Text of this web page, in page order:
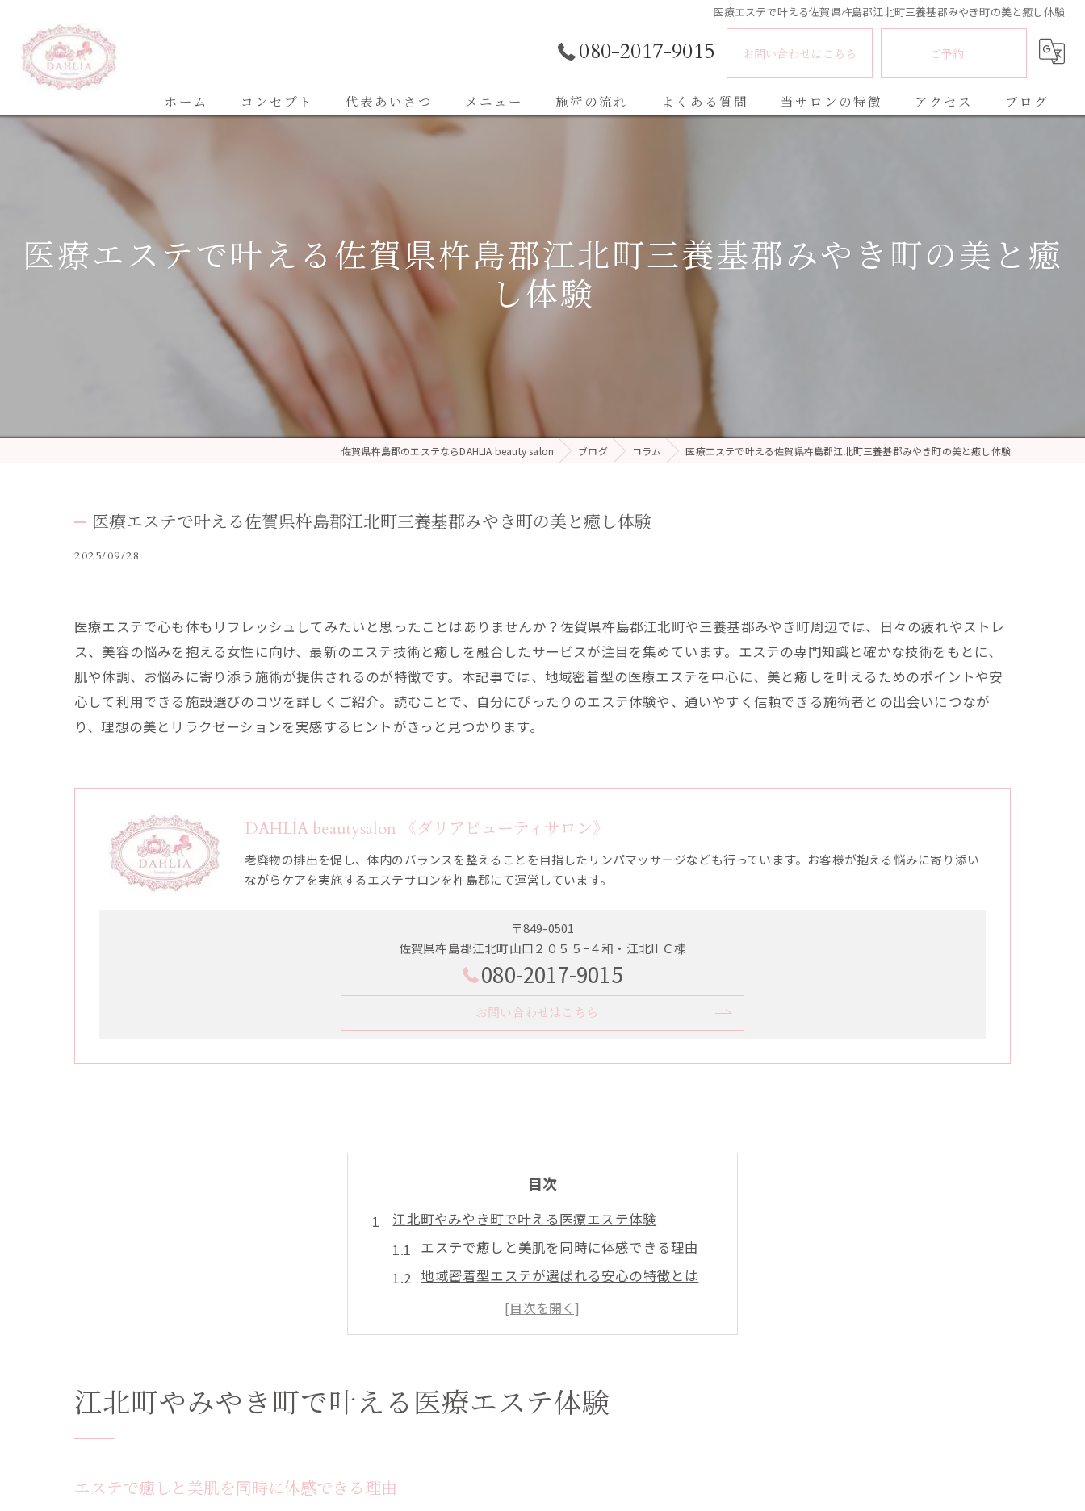
医療エステで叶える佐賀県杵島郡江北町三養基郡みやき町の美と癒し体験
080-2017-9015 お問い合わせはこちら ご予約
ホーム コンセプト 代表あいさつ メニュー 施術の流れ よくある質問 当サロンの特徴
エアバリ
アクセス ブログ
医療エステで叶える佐賀県杵島郡江北町三養基郡みやき町の美と癒
し体験
佐賀県杵島郡のエステならDAHLIA beauty salon ブログ コラム 医療エステで叶える佐賀県杵島郡江北町三養基郡みやき町の美と癒し体験
医療エステで叶える佐賀県杵島郡江北町三養基郡みやき町の美と癒し体験
2025/09/28
医療エステで心も体もリフレッシュしてみたいと思ったことはありませんか？佐賀県杵島郡江北町や三養基郡みやき町周辺では、日々の疲れやストレ
ス、美容の悩みを抱える女性に向け、最新のエステ技術と癒しを融合したサービスが注目を集めています。エステの専門知識と確かな技術をもとに、
肌や体調、お悩みに寄り添う施術が提供されるのが特徴です。本記事では、地域密着型の医療エステを中心に、美と癒しを叶えるためのポイントや安
心して利用できる施設選びのコツを詳しくご紹介。読むことで、自分にぴったりのエステ体験や、通いやすく信頼できる施術者との出会いにつなが
り、理想の美とリラクゼーションを実感するヒントがきっと見つかります。
DAHLIA beautysalon 《ダリアビューティサロン》
老廃物の排出を促し、体内のバランスを整えることを目指したリンパマッサージなども行っています。お客様が抱える悩みに寄り添い
ながらケアを実施するエステサロンを杵島郡にて運営しています。
〒849-0501
佐賀県杵島郡江北町山口２０５５−４和・江北II Ｃ棟
080-2017-9015
お問い合わせはこちら
目次
江北町やみやき町で叶える医療エステ体験
エステで癒しと美肌を同時に体感できる理由
地域密着型エステが選ばれる安心の特徴とは
エステ施術の流れと初回体験のポイント紹介
カウンセリング重視のエステで悩みに寄り添う
美容と癒しを求めるなら医療エステがおすすめ
美容も癒しも叶えるエステ施術の魅力に迫る
江北町やみやき町で叶える医療エステ体験
エステで癒しと美肌を同時に体感できる理由